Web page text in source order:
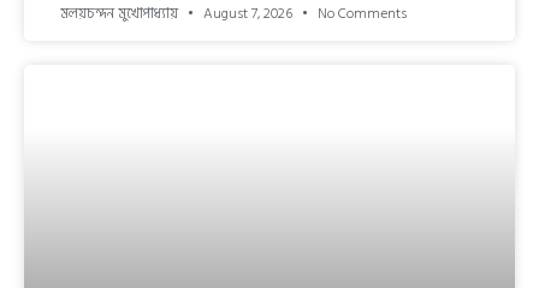
মলয়চন্দন মুখোপাধ্যায়
August 7, 2026 No Comments